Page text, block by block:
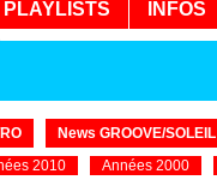
PLAYLISTS INFOS
News GROOVE/SOLEIL
2010 Années 2000